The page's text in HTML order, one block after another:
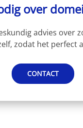
over
advies over
zodat het perfect
CONTACT